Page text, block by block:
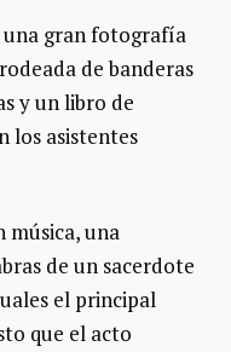
una gran fotografía
de banderas
y un libro de
los asistentes
música, una
de un sacerdote
el principal
que el acto